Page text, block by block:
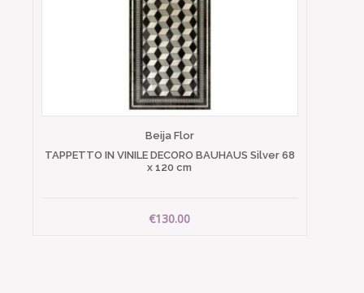
Beija Flor
TAPPETTO IN VINILE DECORO BAUHAUS Silver 68
x 120 cm
€130.00